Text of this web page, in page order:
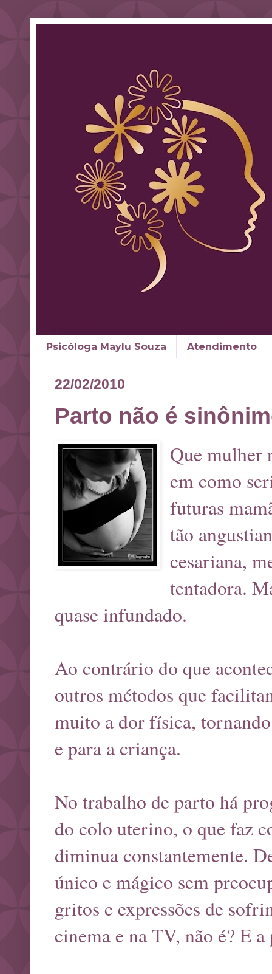
Psicóloga Maylu Souza Atendimento
22/02/2010
Parto não é
Que mulher
em como
futuras
tão
cesariana,
tentadora.
quase infundado.
Ao contrário do que
outros métodos que
muito a dor física,
e para a criança.
No trabalho de parto há
do colo uterino, o que faz
diminua constantemente.
único e mágico sem
gritos e expressões de
cinema e na TV, não é? E